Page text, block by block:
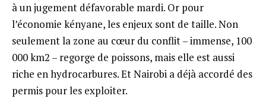
à un jugement défavorable mardi. Or pour
l’économie kényane, les enjeux sont de taille. Non
seulement la zone au cœur du conflit – immense, 100
000 km2 – regorge de poissons, mais elle est aussi
riche en hydrocarbures. Et Nairobi a déjà accordé des
permis pour les exploiter.